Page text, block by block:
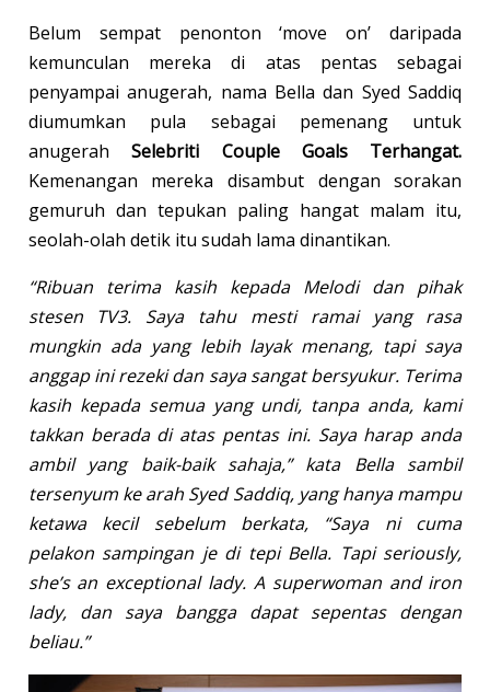
Belum sempat penonton ‘move on’ daripada
kemunculan mereka di atas pentas sebagai
penyampai anugerah, nama Bella dan Syed Saddiq
diumumkan pula sebagai pemenang untuk
anugerahSelebriti Couple Goals Terhangat.
Kemenangan mereka disambut dengan sorakan
gemuruh dan tepukan paling hangat malam itu,
seolah-olah detik itu sudah lama dinantikan.
“Ribuan terima kasih kepada Melodi dan pihak
stesen TV3. Saya tahu mesti ramai yang rasa
mungkin ada yang lebih layak menang, tapi saya
anggap ini rezeki dan saya sangat bersyukur. Terima
kasih kepada semua yang undi, tanpa anda, kami
takkan berada di atas pentas ini. Saya harap anda
ambil yang baik-baik sahaja,” kata Bella sambil
tersenyum ke arah Syed Saddiq, yang hanya mampu
ketawa kecil sebelum berkata, “Saya ni cuma
pelakon sampingan je di tepi Bella. Tapi seriously,
she’s an exceptional lady. A superwoman and iron
lady, dan saya bangga dapat sepentas dengan
beliau.”